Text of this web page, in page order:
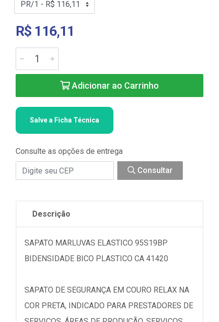
R$ 116,11
Adicionar ao Carrinho
Salve a Ficha Técnica
Consulte as opções de entrega
Consultar
Descrição
SAPATO MARLUVAS ELASTICO 95S19BP
BIDENSIDADE BICO PLASTICO CA 41420
SAPATO DE SEGURANÇA EM COURO RELAX NA
COR PRETA, INDICADO PARA PRESTADORES DE